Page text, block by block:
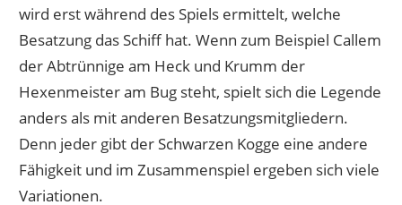
wird erst während des Spiels ermittelt, welche
Besatzung das Schiff hat. Wenn zum Beispiel Callem
der Abtrünnige am Heck und Krumm der
Hexenmeister am Bug steht, spielt sich die Legende
anders als mit anderen Besatzungsmitgliedern.
Denn jeder gibt der Schwarzen Kogge eine andere
Fähigkeit und im Zusammenspiel ergeben sich viele
Variationen.